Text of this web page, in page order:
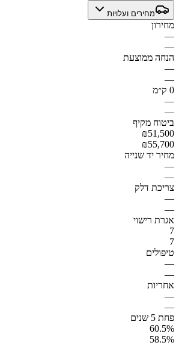
מחירים ועלויות
מחירון
—
—
הנחה ממוצעת
—
—
0 ק״מ
—
—
ביטוח מקיף
₪51,500
₪55,700
מחיר יד שנייה
—
—
צריכת דלק
—
—
אגרת רישוי
7
7
טיפולים
—
—
אחריות
—
—
פחת 5 שנים
60.5%
58.5%